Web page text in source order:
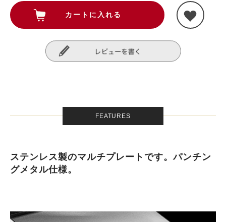
FEATURES
ステンレス製のマルチプレートです。パンチン
グメタル仕様。